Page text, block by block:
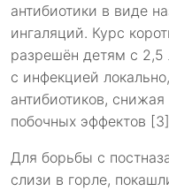
антибиотики в виде
ингаляций. Курс
разрешён детям с 2,5
с инфекцией
антибиотиков,
побочных эффектов
Для борьбы с
слизи в горле,